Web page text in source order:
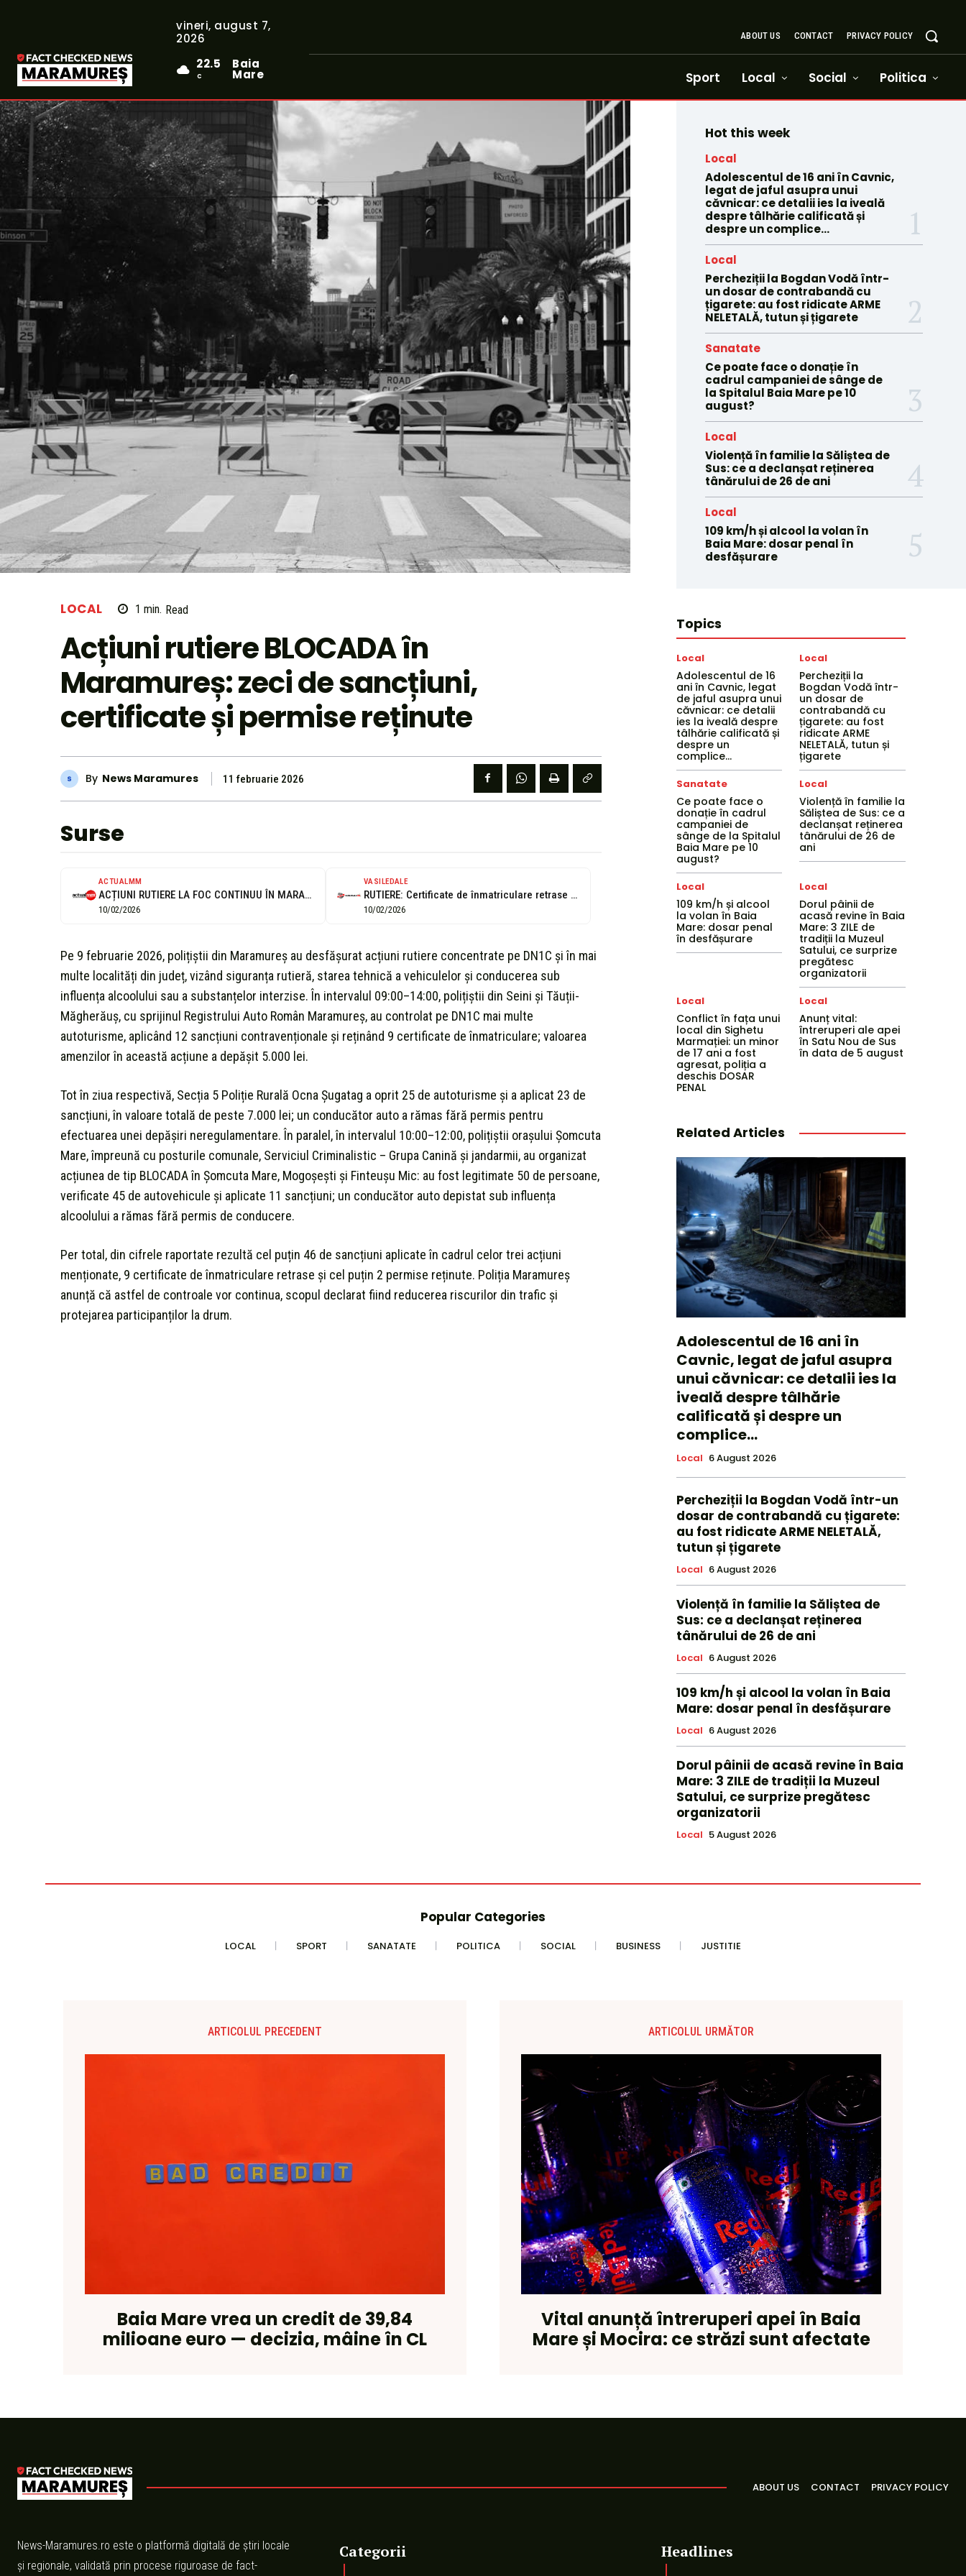
vineri, august 7,
2026
22.5
C
Baia
Mare
ABOUT US CONTACT PRIVACY POLICY
Sport Local Social Politica
LOCAL 1 min. Read
Acțiuni rutiere BLOCADA în
Maramureș: zeci de sancțiuni,
certificate și permise reținute
By News Maramures 11 februarie 2026
Surse
ACTUALMM
ACȚIUNI RUTIERE LA FOC CONTINUU ÎN MARAMUREȘ | Zeci de șoferi sancționați,...
10/02/2026
VASILEDALE
RUTIERE: Certificate de înmatriculare retrase de poliţişti pe DN1C. 25 autoturisme verificate...
10/02/2026
Pe 9 februarie 2026, polițiștii din Maramureș au desfășurat acțiuni rutiere concentrate pe DN1C și în mai
multe localități din județ, vizând siguranța rutieră, starea tehnică a vehiculelor și conducerea sub
influența alcoolului sau a substanțelor interzise. În intervalul 09:00–14:00, polițiștii din Seini și Tăuții-
Măgherăuș, cu sprijinul Registrului Auto Român Maramureș, au controlat pe DN1C mai multe
autoturisme, aplicând 12 sancțiuni contravenționale și reținând 9 certificate de înmatriculare; valoarea
amenzilor în această acțiune a depășit 5.000 lei.
Tot în ziua respectivă, Secția 5 Poliție Rurală Ocna Șugatag a oprit 25 de autoturisme și a aplicat 23 de
sancțiuni, în valoare totală de peste 7.000 lei; un conducător auto a rămas fără permis pentru
efectuarea unei depășiri neregulamentare. În paralel, în intervalul 10:00–12:00, polițiștii orașului Șomcuta
Mare, împreună cu posturile comunale, Serviciul Criminalistic – Grupa Canină și jandarmii, au organizat
acțiunea de tip BLOCADA în Șomcuta Mare, Mogoșești și Finteușu Mic: au fost legitimate 50 de persoane,
verificate 45 de autovehicule și aplicate 11 sancțiuni; un conducător auto depistat sub influența
alcoolului a rămas fără permis de conducere.
Per total, din cifrele raportate rezultă cel puțin 46 de sancțiuni aplicate în cadrul celor trei acțiuni
menționate, 9 certificate de înmatriculare retrase și cel puțin 2 permise reținute. Poliția Maramureș
anunță că astfel de controale vor continua, scopul declarat fiind reducerea riscurilor din trafic și
protejarea participanților la drum.
Hot this week
Local
Adolescentul de 16 ani în Cavnic,
legat de jaful asupra unui
căvnicar: ce detalii ies la iveală
despre tâlhărie calificată și
despre un complice...
Local
Percheziții la Bogdan Vodă într-
un dosar de contrabandă cu
țigarete: au fost ridicate ARME
NELETALĂ, tutun și țigarete
Sanatate
Ce poate face o donație în
cadrul campaniei de sânge de
la Spitalul Baia Mare pe 10
august?
Local
Violență în familie la Săliștea de
Sus: ce a declanșat reținerea
tânărului de 26 de ani
Local
109 km/h și alcool la volan în
Baia Mare: dosar penal în
desfășurare
Topics
Local
Adolescentul de 16
ani în Cavnic, legat
de jaful asupra unui
căvnicar: ce detalii
ies la iveală despre
tâlhărie calificată și
despre un
complice...
Local
Percheziții la
Bogdan Vodă într-
un dosar de
contrabandă cu
țigarete: au fost
ridicate ARME
NELETALĂ, tutun și
țigarete
Sanatate
Ce poate face o
donație în cadrul
campaniei de
sânge de la Spitalul
Baia Mare pe 10
august?
Local
Violență în familie la
Săliștea de Sus: ce a
declanșat reținerea
tânărului de 26 de
ani
Local
109 km/h și alcool
la volan în Baia
Mare: dosar penal
în desfășurare
Local
Dorul pâinii de
acasă revine în Baia
Mare: 3 ZILE de
tradiții la Muzeul
Satului, ce surprize
pregătesc
organizatorii
Local
Conflict în fața unui
local din Sighetu
Marmației: un minor
de 17 ani a fost
agresat, poliția a
deschis DOSAR
PENAL
Local
Anunț vital:
întreruperi ale apei
în Satu Nou de Sus
în data de 5 august
Related Articles
Adolescentul de 16 ani în
Cavnic, legat de jaful asupra
unui căvnicar: ce detalii ies la
iveală despre tâlhărie
calificată și despre un
complice...
Local 6 August 2026
Percheziții la Bogdan Vodă într-un
dosar de contrabandă cu țigarete:
au fost ridicate ARME NELETALĂ,
tutun și țigarete
Local 6 August 2026
Violență în familie la Săliștea de
Sus: ce a declanșat reținerea
tânărului de 26 de ani
Local 6 August 2026
109 km/h și alcool la volan în Baia
Mare: dosar penal în desfășurare
Local 6 August 2026
Dorul pâinii de acasă revine în Baia
Mare: 3 ZILE de tradiții la Muzeul
Satului, ce surprize pregătesc
organizatorii
Local 5 August 2026
Popular Categories
LOCAL SPORT SANATATE POLITICA SOCIAL BUSINESS JUSTITIE
ARTICOLUL PRECEDENT
Baia Mare vrea un credit de 39,84
milioane euro — decizia, mâine în CL
ARTICOLUL URMĂTOR
Vital anunță întreruperi apei în Baia
Mare și Mocira: ce străzi sunt afectate
ABOUT US CONTACT PRIVACY POLICY
News-Maramures.ro este o platformă digitală de știri locale
și regionale, validată prin procese riguroase de fact-
Categorii Headlines